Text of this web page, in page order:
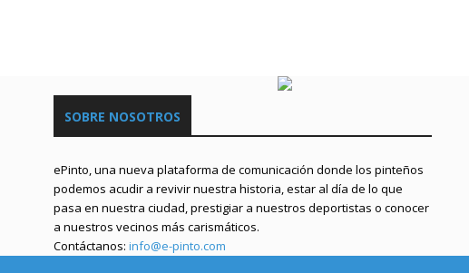
SOBRE NOSOTROS
ePinto, una nueva plataforma de comunicación donde los pinteños
podemos acudir a revivir nuestra historia, estar al día de lo que
pasa en nuestra ciudad, prestigiar a nuestros deportistas o conocer
a nuestros vecinos más carismáticos.
Contáctanos: info@e-pinto.com